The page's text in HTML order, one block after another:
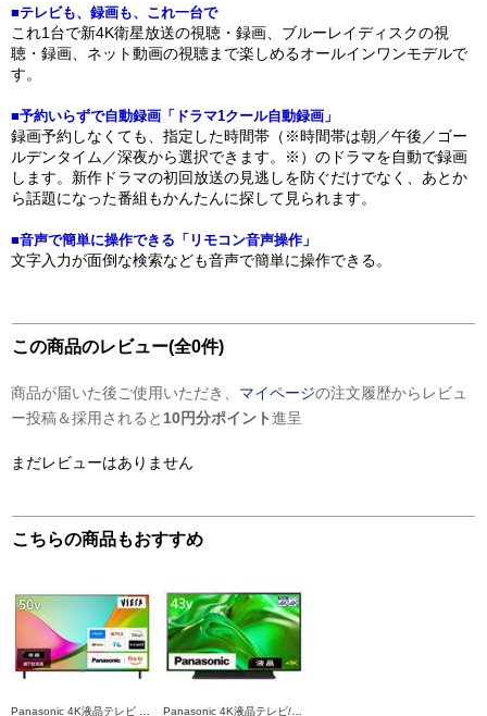
■テレビも、録画も、これ一台で
これ1台で新4K衛星放送の視聴・録画、ブルーレイディスクの視
聴・録画、ネット動画の視聴まで楽しめるオールインワンモデルで
す。
■予約いらずで自動録画「ドラマ1クール自動録画」
録画予約しなくても、指定した時間帯（※時間帯は朝／午後／ゴー
ルデンタイム／深夜から選択できます。※）のドラマを自動で録画
します。新作ドラマの初回放送の見逃しを防ぐだけでなく、あとか
ら話題になった番組もかんたんに探して見られます。
■音声で簡単に操作できる「リモコン音声操作」
文字入力が面倒な検索なども音声で簡単に操作できる。
この商品のレビュー(全0件)
商品が届いた後ご使用いただき、 マイページの注文履歴からレビュ
ー投稿＆採用されると 10円分ポイント進呈
まだレビューはありません
こちらの商品もおすすめ